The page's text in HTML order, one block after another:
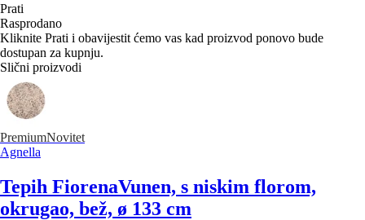
Prati
Rasprodano
Kliknite Prati i obavijestit ćemo vas kad proizvod ponovo bude
dostupan za kupnju.
Slični proizvodi
PremiumNovitet
Agnella
Tepih FiorenaVunen, s niskim florom,
okrugao, bež, ø 133 cm